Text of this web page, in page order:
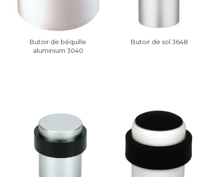
Butoir de béquille
aluminium 3040
Butoir de sol 3648